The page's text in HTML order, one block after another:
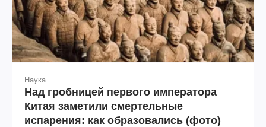
Наука
Над гробницей первого императора
Китая заметили смертельные
испарения: как образовались (фото)